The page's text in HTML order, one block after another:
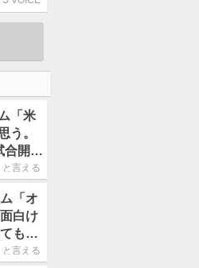
「米
う。
合開催
言える信念
「オ
白け
もい
大間
言える信念